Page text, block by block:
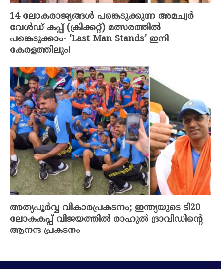
14 ലോകരാജ്യങ്ങൾ പങ്കെടുക്കുന്ന അമച്വർ
വേൾഡ് കപ്പ്‌ (ക്രിക്കറ്റ്‌) മത്സരത്തിൽ
പങ്കെടുക്കാം- ‘Last Man Stands’ ഇനി
കേരളത്തിലും!
അത്യപൂർവ്വ വികാരപ്രകടനം; ഇന്ത്യയുടെ ടി20
ലോകകപ്പ് വിജയത്തിൽ രാഹുൽ ദ്രാവിഡിന്റെ
ആനന്ദ പ്രകടനം